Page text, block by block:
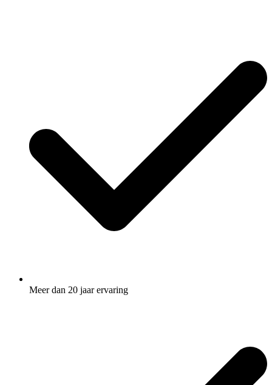
Meer dan 20 jaar ervaring